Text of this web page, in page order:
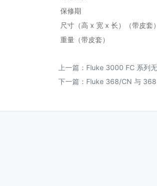
保修期
尺寸（高 x 宽 x 长）（带皮套）
重量（带皮套）
上一篇： Fluke 3000 FC 系列
下一篇： Fluke 368/CN 与 368